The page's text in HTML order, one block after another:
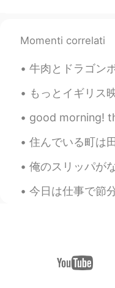
Momenti correlati
牛肉とドラゴンボールのコラボディナー！ 出でよ！神龍！という料理を事前に予約
もっとイギリス映​​画をお勧めしたいです 👍 I
good morning! this morning was a little
住んでいる町は田舎に位置しているだから人がいつも少ないなのに、真ん中には誰も
俺のスリッパがなくなっちゃった。 防犯カメラで、第一容疑者が特定
今日は仕事で節分祭でした。 かっこいい職員同士が鬼になりました。怖くなくて